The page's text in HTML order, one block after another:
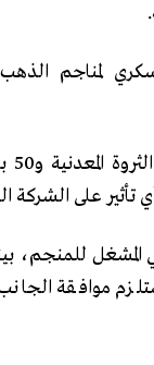
لمناجم الذهب،
تأثير على الشركة
للمنجم،
موافقة